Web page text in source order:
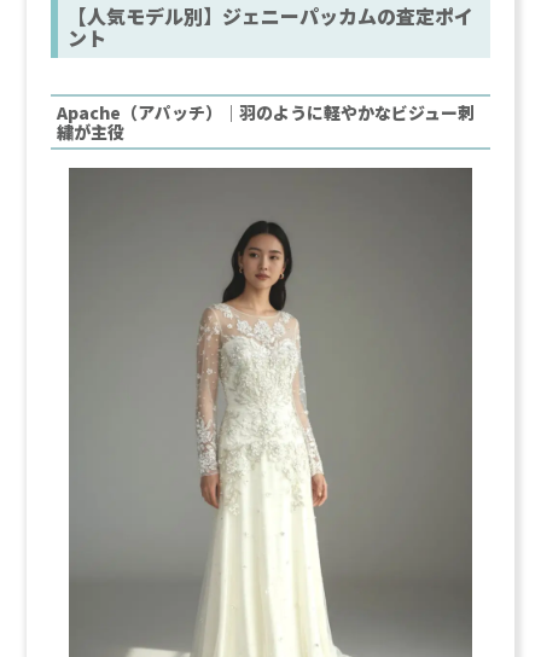
【人気モデル別】ジェニーパッカムの査定ポイ
ント
Apache（アパッチ）｜羽のように軽やかなビジュー刺
繍が主役